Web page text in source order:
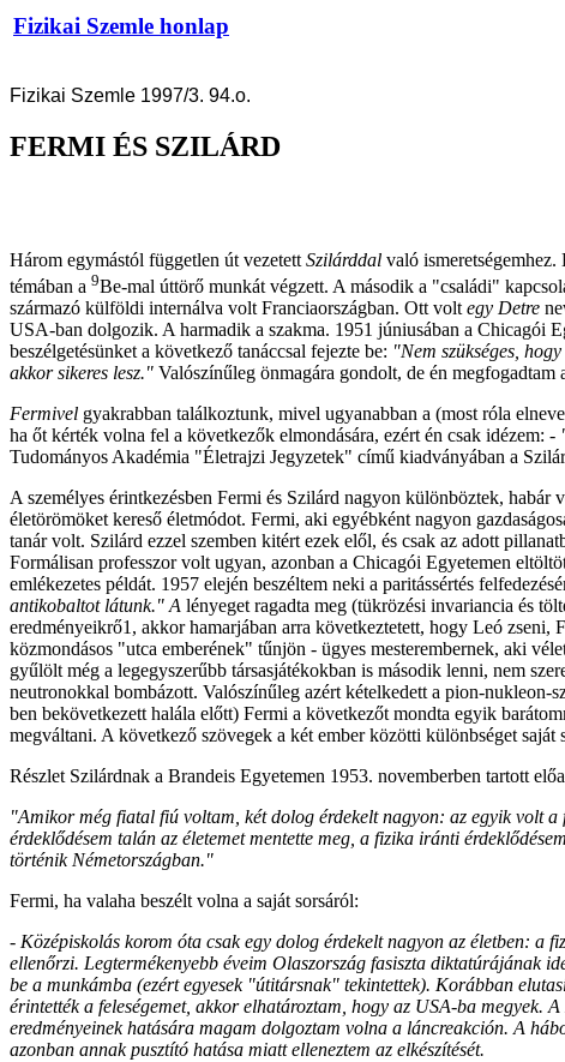
Fizikai Szemle honlap
Fizikai Szemle 1997/3. 94.o.
FERMI ÉS SZILÁRD
Három egymástól független út vezetett Szilárddal való
témában a 9Be-mal úttörő munkát végzett. A második a "családi"
származó külföldi internálva volt Franciaországban. Ott volt egy Detre
USA-ban dolgozik. A harmadik a szakma. 1951 júniusában a Chicagói
beszélgetésünket a következő tanáccsal fejezte be: "Nem szükséges,
akkor sikeres lesz." Valószínűleg önmagára gondolt, de én megfogadtam
Fermivel gyakrabban találkoztunk, mivel ugyanabban a (most róla
ha őt kérték volna fel a következők elmondására, ezért én csak idézem: -
Tudományos Akadémia "Életrajzi Jegyzetek" című kiadványában a
A személyes érintkezésben Fermi és Szilárd nagyon különböztek,
életörömöket kereső életmódot. Fermi, aki egyébként nagyon
tanár volt. Szilárd ezzel szemben kitért ezek elől, és csak az adott
Formálisan professzor volt ugyan, azonban a Chicagói Egyetemen
emlékezetes példát. 1957 elején beszéltem neki a paritássértés
antikobaltot látunk." A lényeget ragadta meg (tükrözési invariancia és
eredményeikrő1, akkor hamarjában arra következtetett, hogy Leó zseni,
közmondásos "utca emberének" tűnjön - ügyes mesterembernek, aki
gyűlölt még a legegyszerűbb társasjátékokban is második lenni, nem
neutronokkal bombázott. Valószínűleg azért kételkedett a pion-nukleon-
ben bekövetkezett halála előtt) Fermi a következőt mondta egyik
megváltani. A következő szövegek a két ember közötti különbséget
Részlet Szilárdnak a Brandeis Egyetemen 1953. novemberben tartott
"Amikor még fiatal fiú voltam, két dolog érdekelt nagyon: az egyik volt
érdeklődésem talán az életemet mentette meg, a fizika iránti
történik Németországban."
Fermi, ha valaha beszélt volna a saját sorsáról:
- Középiskolás korom óta csak egy dolog érdekelt nagyon az életben: a
ellenőrzi. Legtermékenyebb éveim Olaszország fasiszta diktatúrájának
be a munkámba (ezért egyesek "útitársnak" tekintettek). Korábban
érintették a feleségemet, akkor elhatároztam, hogy az USA-ba megyek.
eredményeinek hatására magam dolgoztam volna a láncreakción. A
azonban annak pusztító hatása miatt elleneztem az elkészítését.